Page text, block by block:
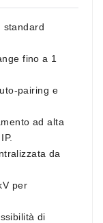
standard
fino a 1
pairing e
ad alta
da
per
di